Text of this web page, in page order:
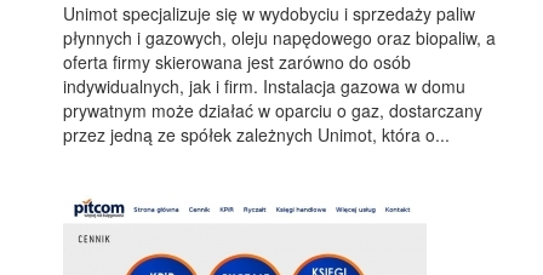
Unimot specjalizuje się w wydobyciu i sprzedaży paliw
płynnych i gazowych, oleju napędowego oraz biopaliw, a
oferta firmy skierowana jest zarówno do osób
indywidualnych, jak i firm. Instalacja gazowa w domu
prywatnym może działać w oparciu o gaz, dostarczany
przez jedną ze spółek zależnych Unimot, która o...